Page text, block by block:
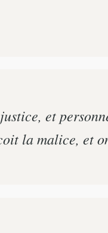
et
la malice, et